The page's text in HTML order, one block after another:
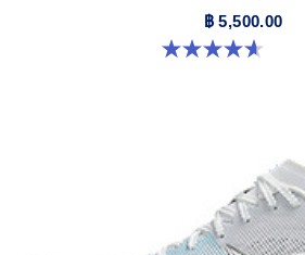
฿ 5,500.00
4.6 จาก 5 ดาว 11 รีวิว